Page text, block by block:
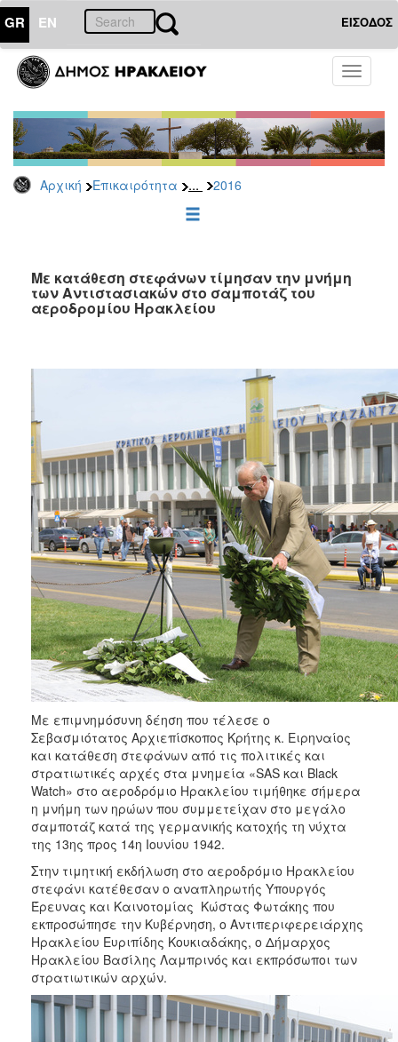
GR EN ΕΙΣΟΔΟΣ
Toggle
Αρχική Επικαιρότητα ... 2016
ΕΠΙΚΑΙΡΟΤΗΤΑ
Τύπου
Αρχείο
2026
2025
2022
2021
2015
2013
2012
2011
2010
2006
ΔΗΜΟΤΗΣ
ΕΠΙΣΚΕΠΤΗΣ
ΗΡΑΚΛΕΙΟ
Με κατάθεση στεφάνων τίμησαν την μνήμη
των Αντιστασιακών στο σαμποτάζ του
αεροδρομίου Ηρακλείου
Με επιμνημόσυνη δέηση που τέλεσε ο
Σεβασμιότατος Αρχιεπίσκοπος Κρήτης κ. Ειρηναίος
και κατάθεση στεφάνων από τις πολιτικές και
στρατιωτικές αρχές στα μνημεία «SAS και Black
Watch» στο αεροδρόμιο Ηρακλείου τιμήθηκε σήμερα
η μνήμη των ηρώων που συμμετείχαν στο μεγάλο
σαμποτάζ κατά της γερμανικής κατοχής τη νύχτα
της 13ης προς 14η Ιουνίου 1942.
Στην τιμητική εκδήλωση στο αεροδρόμιο Ηρακλείου
στεφάνι κατέθεσαν ο αναπληρωτής Υπουργός
Έρευνας και Καινοτομίας Κώστας Φωτάκης που
εκπροσώπησε την Κυβέρνηση, ο Αντιπεριφερειάρχης
Ηρακλείου Ευριπίδης Κουκιαδάκης, ο Δήμαρχος
Ηρακλείου Βασίλης Λαμπρινός και εκπρόσωποι των
στρατιωτικών αρχών.